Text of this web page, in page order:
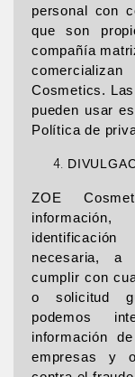
personal con
que son
compañía
Cosmetics.
pueden usar
Política de
ZOE
necesaria, a
cumplir con
o solicitud
podemos
información
empresas y